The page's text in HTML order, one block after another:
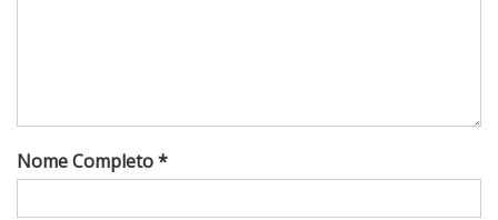
Nome Completo *